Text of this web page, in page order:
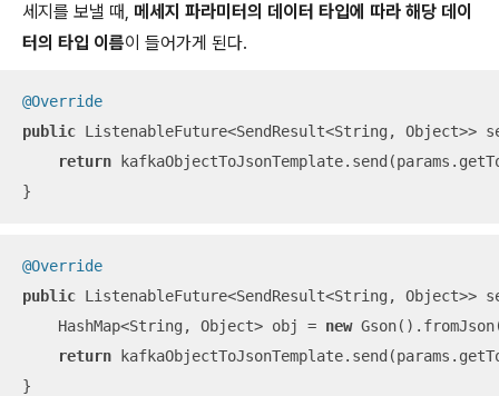
세지를 보낼 때, 메세지 파라미터의 데이터 타입에 따라 해당 데이
터의 타입 이름이 들어가게 된다.
@Override
public ListenableFuture<SendResult<String, Object>>
return
}
@Override
public ListenableFuture<SendResult<String, Object>>
    HashMap<String, Object> obj =
new
return
}